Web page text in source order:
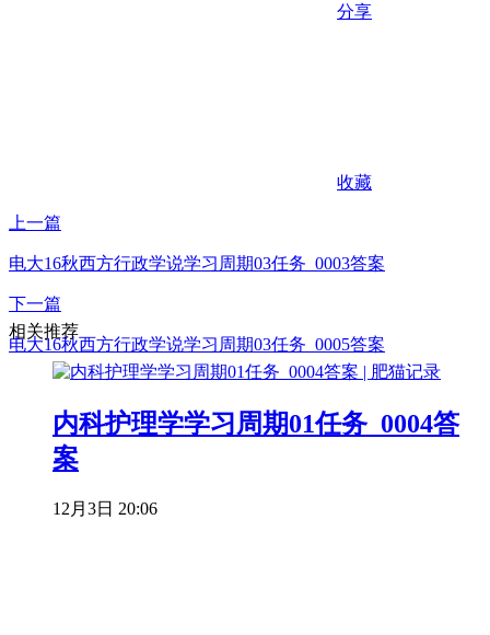
分享
收藏
上一篇
电大16秋西方行政学说学习周期03任务_0003答案
下一篇
电大16秋西方行政学说学习周期03任务_0005答案
相关推荐
内科护理学学习周期01任务_0004答
案
12月3日 20:06